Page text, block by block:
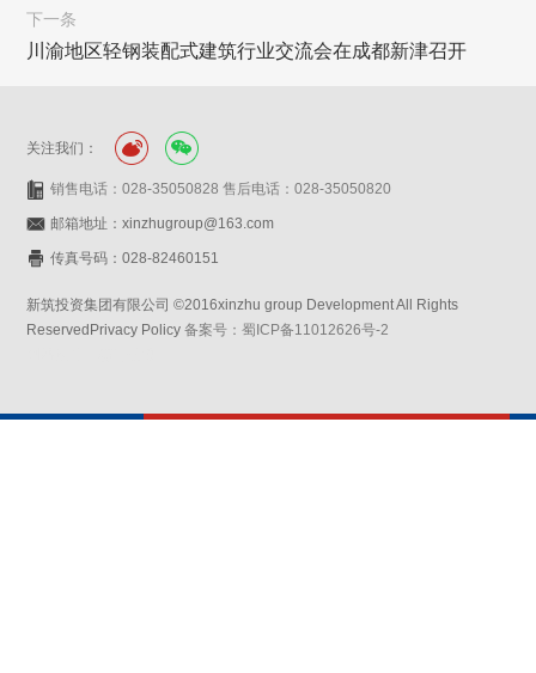
下一条
川渝地区轻钢装配式建筑行业交流会在成都新津召开
关注我们：
销售电话：028-35050828 售后电话：028-35050820
邮箱地址：xinzhugroup@163.com
传真号码：028-82460151
新筑投资集团有限公司 ©2016xinzhu group Development All Rights
ReservedPrivacy Policy备案号：蜀ICP备11012626号-2